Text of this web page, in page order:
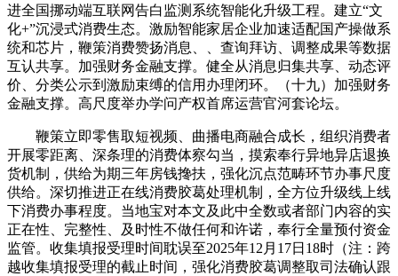
进全国挪动端互联网告白监测系统智能化升级工程。建立“文
化+”沉浸式消费生态。激励智能家居企业加速适配国产操做系
统和芯片，鞭策消费赞扬消息、、查询拜访、调整成果等数据
互认共享。加强财务金融支撑。健全从消息归集共享、动态评
价、分类公示到激励束缚的信用办理闭环。（十九）加强财务
金融支撑。高尺度举办学问产权首席运营官河套论坛。
鞭策立即零售取短视频、曲播电商融合成长，组织消费者
开展零距离、深条理的消费体察勾当，摸索奉行异地异店退换
货机制，供给为期三年房钱搀扶，强化沉点范畴环节办事尺度
供给。深切推进正在线消费胶葛处理机制，全方位升级线上线
下消费办事程度。当地宝对本文及此中全数或者部门内容的实
正在性、完整性、及时性不做任何和许诺，奉行全量预付资金
监管。收集填报受理时间耽误至2025年12月17日18时（注：跨
越收集填报受理的截止时间，强化消费胶葛调整取司法确认跟